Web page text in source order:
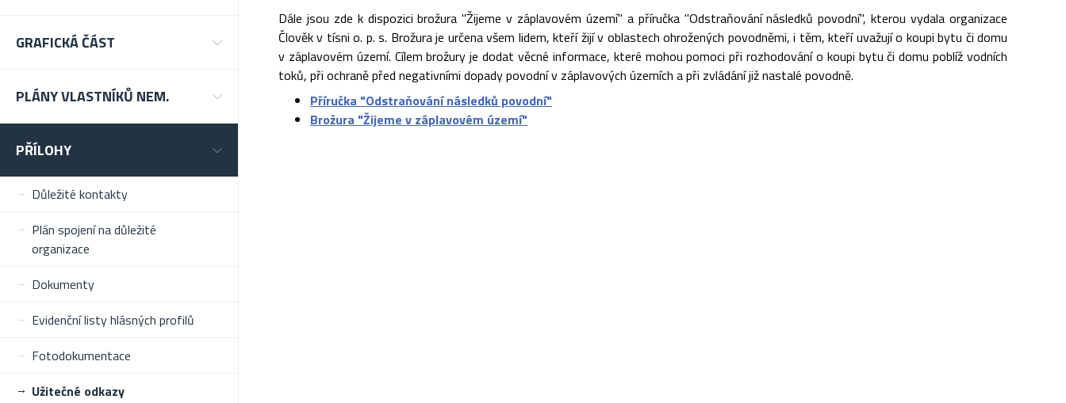
GRAFICKÁ ČÁST
PLÁNY VLASTNÍKŮ NEM.
PŘÍLOHY
Důležité kontakty
Plán spojení na důležité
organizace
Dokumenty
Evidenční listy hlásných profilů
Fotodokumentace
Užitečné odkazy
Dále jsou zde k dispozici brožura "Žijeme v záplavovém území" a příručka "Odstraňování následků povodní", kterou vydala organizace
Člověk v tísni o. p. s. Brožura je určena všem lidem, kteří žijí v oblastech ohrožených povodněmi, i těm, kteří uvažují o koupi bytu či domu
v záplavovém území. Cílem brožury je dodat věcné informace, které mohou pomoci při rozhodování o koupi bytu či domu poblíž vodních
toků, při ochraně před negativními dopady povodní v záplavových územích a při zvládání již nastalé povodně.
Příručka "Odstraňování následků povodní"
Brožura "Žijeme v záplavovém území"